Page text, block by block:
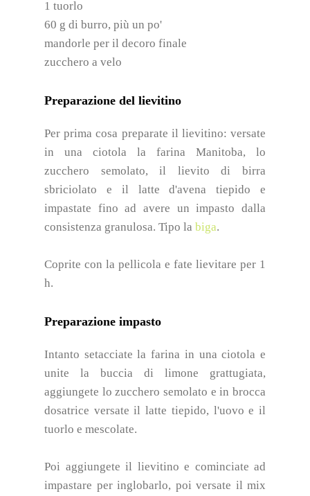
1 tuorlo
60 g di burro, più un po'
mandorle per il decoro finale
zucchero a velo
Preparazione del lievitino
Per prima cosa preparate il lievitino: versate
in una ciotola la farina Manitoba, lo
zucchero semolato, il lievito di birra
sbriciolato e il latte d'avena tiepido e
impastate fino ad avere un impasto dalla
consistenza granulosa. Tipo la biga.
Coprite con la pellicola e fate lievitare per 1
h.
Preparazione impasto
Intanto setacciate la farina in una ciotola e
unite la buccia di limone grattugiata,
aggiungete lo zucchero semolato e in brocca
dosatrice versate il latte tiepido, l'uovo e il
tuorlo e mescolate.
Poi aggiungete il lievitino e cominciate ad
impastare per inglobarlo, poi versate il mix